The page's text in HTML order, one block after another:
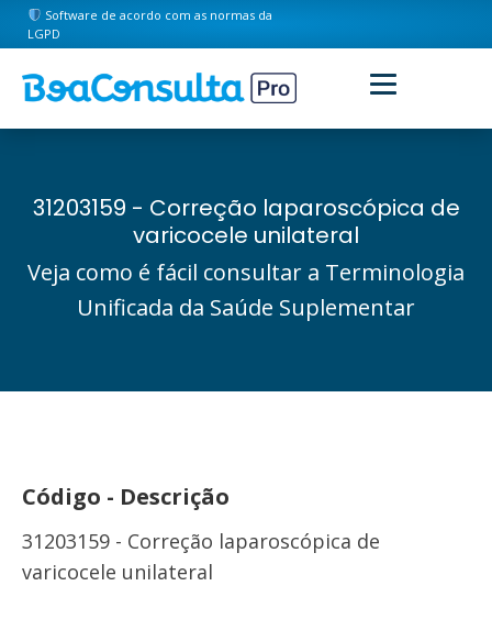
Software de acordo com as normas da
LGPD
31203159 - Correção laparoscópica de
varicocele unilateral
Veja como é fácil consultar a Terminologia
Unificada da Saúde Suplementar
Código - Descrição
31203159 - Correção laparoscópica de
varicocele unilateral